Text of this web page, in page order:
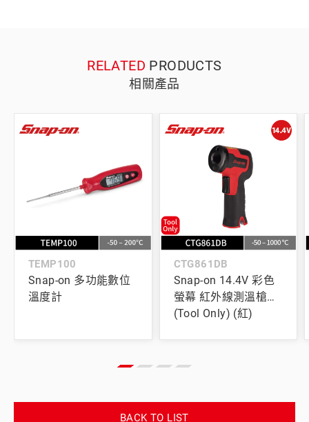
RELATED PRODUCTS
相關產品
TEMP100
Snap-on 多功能數位
溫度計
CTG861DB
Snap-on 14.4V 彩色
螢幕 紅外線測溫槍
(Tool Only) (紅)
BACK TO LIST